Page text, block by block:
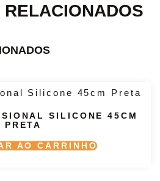
RELACIONADOS
SILICONE 45CM
PRETA
AO CARRINHO